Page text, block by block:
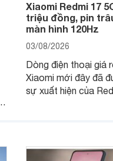
Xiaomi Redmi 17
triệu đồng, pin
màn hình 120Hz
03/08/2026
Dòng điện thoại giá
Xiaomi mới đây đã
sự xuất hiện của